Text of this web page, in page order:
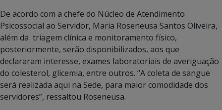
De acordo com a chefe do Núcleo de Atendimento
Psicossocial ao Servidor, Maria Roseneusa Santos Oliveira,
além da triagem clínica e monitoramento físico,
posteriormente, serão disponibilizados, aos que
declararam interesse, exames laboratoriais de averiguação
do colesterol, glicemia, entre outros. “A coleta de sangue
será realizada aqui na Sede, para maior comodidade dos
servidores”, ressaltou Roseneusa.